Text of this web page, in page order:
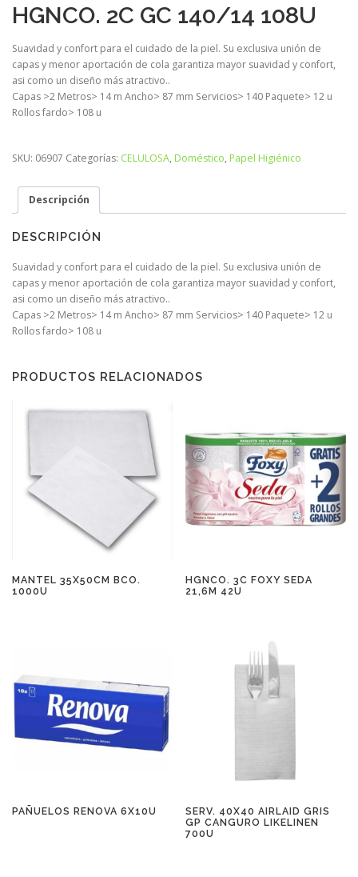
HGNCO. 2C GC 140/14 108U
Suavidad y confort para el cuidado de la piel. Su exclusiva unión de
capas y menor aportación de cola garantiza mayor suavidad y confort,
asi como un diseño más atractivo..
Capas >2 Metros> 14 m Ancho> 87 mm Servicios> 140 Paquete> 12 u
Rollos fardo> 108 u
SKU: 06907 Categorías: CELULOSA, Doméstico, Papel Higiénico
Descripción
DESCRIPCIÓN
Suavidad y confort para el cuidado de la piel. Su exclusiva unión de
capas y menor aportación de cola garantiza mayor suavidad y confort,
asi como un diseño más atractivo..
Capas >2 Metros> 14 m Ancho> 87 mm Servicios> 140 Paquete> 12 u
Rollos fardo> 108 u
PRODUCTOS RELACIONADOS
MANTEL 35X50CM BCO.
1000U
HGNCO. 3C FOXY SEDA
21,6M 42U
PAÑUELOS RENOVA 6X10U
SERV. 40X40 AIRLAID GRIS
GP CANGURO LIKELINEN
700U